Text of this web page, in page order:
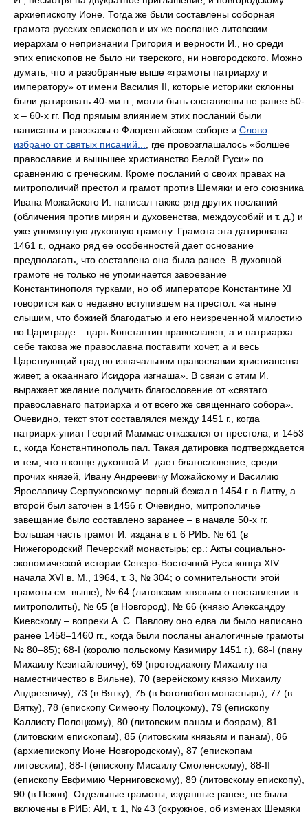
Слово
избрано от святых писаний...
, где провозглашалось «болшее
православие и вышьшее христианство Белой Руси» по
сравнению с греческим. Кроме посланий о своих правах на
митрополичий престол и грамот против Шемяки и его союзника
Ивана Можайского И. написал также ряд других посланий
(обличения против мирян и духовенства, междоусобий и т. д.) и
уже упомянутую духовную грамоту. Грамота эта датирована
1461 г., однако ряд ее особенностей дает основание
предполагать, что составлена она была ранее. В духовной
грамоте не только не упоминается завоевание
Константинополя турками, но об императоре Константине XI
говорится как о недавно вступившем на престол: «а ныне
слышим, что божией благодатью и его неизреченной милостию
во Цариграде... царь Константин православен, а и патриарха
себе такова же православна поставити хочет, а и весь
Царствующий град во изначальном православии христианства
живет, а окааннаго Исидора изгнаша». В связи с этим И.
выражает желание получить благословение от «святаго
православнаго патриарха и от всего же священнаго собора».
Очевидно, текст этот составлялся между 1451 г., когда
патриарх-униат Георгий Маммас отказался от престола, и 1453
г., когда Константинополь пал. Такая датировка подтверждается
и тем, что в конце духовной И. дает благословение, среди
прочих князей, Ивану Андреевичу Можайскому и Василию
Ярославичу Серпуховскому: первый бежал в 1454 г. в Литву, а
второй был заточен в 1456 г. Очевидно, митрополичье
завещание было составлено заранее – в начале 50-х гг.
Большая часть грамот И. издана в т. 6 РИБ: № 61 (в
Нижегородский Печерский монастырь; ср.: Акты социально-
экономической истории Северо-Восточной Руси конца XIV –
начала XVI в. М., 1964, т. 3, № 304; о сомнительности этой
грамоты см. выше), № 64 (литовским князьям о поставлении в
митрополиты), № 65 (в Новгород), № 66 (князю Александру
Киевскому – вопреки А. С. Павлову оно едва ли было написано
ранее 1458–1460 гг., когда были посланы аналогичные грамоты
№ 80–85); 68-I (королю польскому Казимиру 1451 г.), 68-I (пану
Михаилу Кезигайловичу), 69 (протодиакону Михаилу на
наместничество в Вильне), 70 (верейскому князю Михаилу
Андреевичу), 73 (в Вятку), 75 (в Боголюбов монастырь), 77 (в
Вятку), 78 (епископу Симеону Полоцкому), 79 (епископу
Каллисту Полоцкому), 80 (литовским панам и боярам), 81
(литовским епископам), 85 (литовским князьям и панам), 86
(архиепископу Ионе Новгородскому), 87 (епископам
литовским), 88-I (епископу Мисаилу Смоленскому), 88-II
(епископу Евфимию Черниговскому), 89 (литовскому епископу),
90 (в Псков). Отдельные грамоты, изданные ранее, не были
включены в РИБ: АИ, т. 1, № 43 (окружное, об изменах Шемяки